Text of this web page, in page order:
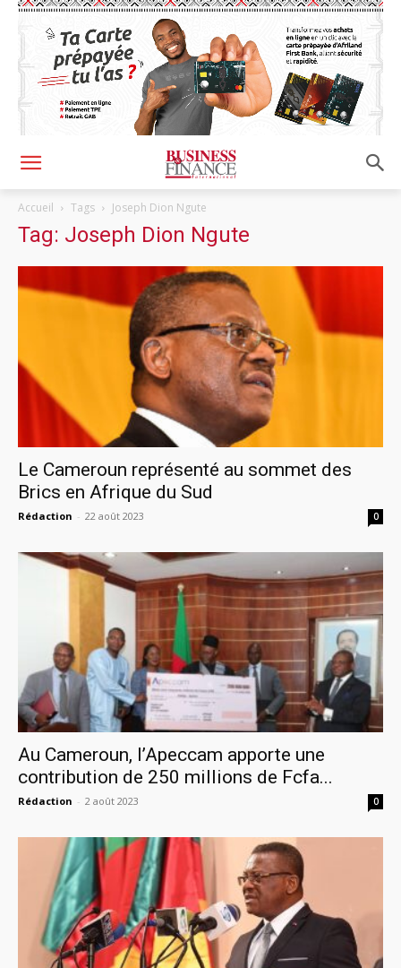
Accueil Tags Joseph Dion Ngute
Tag: Joseph Dion Ngute
Le Cameroun représenté au sommet des
Brics en Afrique du Sud
Rédaction - 22 août 2023 0
Au Cameroun, l’Apeccam apporte une
contribution de 250 millions de Fcfa...
Rédaction - 2 août 2023 0